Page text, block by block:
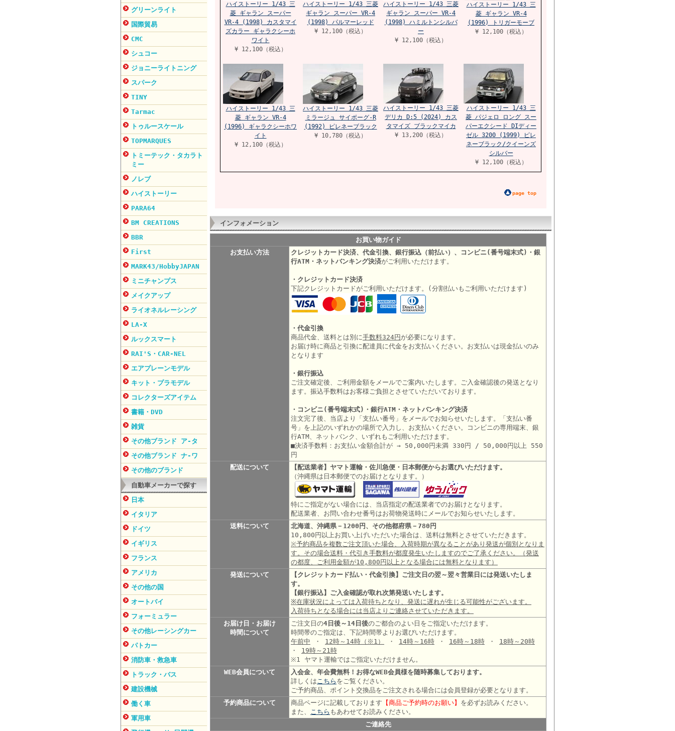
グリーンライト
国際貿易
CMC
シュコー
ジョニーライトニング
スパーク
TINY
Tarmac
トゥルースケール
TOPMARQUES
トミーテック・タカラト
ミー
ノレブ
ハイストーリー
PARA64
BM CREATIONS
BBR
First
MARK43/HobbyJAPAN
ミニチャンプス
メイクアップ
ライオネルレーシング
LA-X
ルックスマート
RAI'S・CAR-NEL
エアプレーンモデル
キット・プラモデル
コレクターズアイテム
書籍・DVD
雑貨
その他ブランド ア-タ
その他ブランド ナ-ワ
その他のブランド
自動車メーカーで探す
日本
イタリア
ドイツ
イギリス
フランス
アメリカ
その他の国
オートバイ
フォーミュラー
その他レーシングカー
パトカー
消防車・救急車
トラック・バス
建設機械
働く車
軍用車
ハイストーリー 1/43 三
菱 ギャラン スーパー
VR-4 (1998) カスタマイ
ズカラー ギャラクシーホ
ワイト
¥ 12,100（税込）
ハイストーリー 1/43 三菱
ギャラン スーパー VR-4
(1998) パルマーレッド
¥ 12,100（税込）
ハイストーリー 1/43 三菱
ギャラン スーパー VR-4
(1998) ハミルトンシルバ
ー
¥ 12,100（税込）
ハイストーリー 1/43 三
菱 ギャラン VR-4
(1996) トリガーモーブ
¥ 12,100（税込）
ハイストーリー 1/43 三
菱 ギャラン VR-4
(1996) ギャラクシーホワ
イト
¥ 12,100（税込）
ハイストーリー 1/43 三菱
ミラージュ サイボーグ-R
(1992) ピレネーブラック
¥ 10,780（税込）
ハイストーリー 1/43 三菱
デリカ D:5 (2024) カス
タマイズ ブラックマイカ
¥ 13,200（税込）
ハイストーリー 1/43 三
菱 パジェロ ロング スー
パーエクシード DIディー
ゼル 3200 (1999) ピレ
ネーブラック/クイーンズ
シルバー
¥ 12,100（税込）
page top
インフォメーション
お買い物ガイド
お支払い方法
クレジットカード決済、代金引換、銀行振込（前払い）、コンビニ(番号端末式)・銀
行ATM・ネットバンキング決済がご利用いただけます。
・クレジットカード決済
下記クレジットカードがご利用いただけます。(分割払いもご利用いただけます)
・代金引換
商品代金、送料とは別に手数料324円 が必要になります。
お届け時に商品と引換に配達員に代金をお支払いください。お支払いは現金払いのみ
となります
・銀行振込
ご注文確定後、ご利用金額をメールでご案内いたします。ご入金確認後の発送となり
ます。振込手数料はお客様ご負担とさせていただいております。
・コンビニ(番号端末式)・銀行ATM・ネットバンキング決済
注文完了後、当店より「支払い番号」をメールでお知らせいたします。「支払い番
号」を上記のいずれかの場所で入力し、お支払いください。コンビニの専用端末、銀
行ATM、ネットバンク、いずれもご利用いただけます。
■決済手数料：お支払い金額合計が → 50,000円未満 330円 / 50,000円以上 550
円
配送について
【配送業者】ヤマト運輸・佐川急便・日本郵便からお選びいただけます。
（沖縄県は日本郵便でのお届けとなります。）
特にご指定がない場合には、当店指定の配送業者でのお届けとなります。
配送業者、お問い合わせ番号はお荷物発送時にメールでお知らせいたします。
送料について
北海道、沖縄県－1200円、その他都府県－780円
10,800円以上お買い上げいただいた場合は、送料は無料とさせていただきます。
※予約商品を複数ご注文頂いた場合、入荷時期が異なることがあり発送が個別となりま
す。その場合送料・代引き手数料が都度発生いたしますのでご了承ください。（発送
の都度、ご利用金額が10,800円以上となる場合には無料となります）
発送について
【クレジットカード払い・代金引換】ご注文日の翌～翌々営業日には発送いたしま
す。
【銀行振込】ご入金確認が取れ次第発送いたします。
※在庫状況によっては入荷待ちとなり、発送に遅れが生じる可能性がございます。
入荷待ちとなる場合には当店よりご連絡させていただきます。
お届け日・お届け
時間について
ご注文日の4日後～14日後のご都合のよい日をご指定いただけます。
時間帯のご指定は、下記時間帯よりお選びいただけます。
午前中 ・ 12時～14時 （※1） ・ 14時～16時 ・ 16時～18時 ・ 18時～20時
・ 19時～21時
※1 ヤマト運輸ではご指定いただけません。
WEB会員について
入会金、年会費無料！お得なWEB会員様を随時募集しております。
詳しくはこちら をご覧ください。
ご予約商品、ポイント交換品をご注文される場合には会員登録が必要となります。
予約商品について
商品ページに記載しております 【商品ご予約時のお願い】 を必ずお読みください。
また、 こちら もあわせてお読みください。
ご連絡先